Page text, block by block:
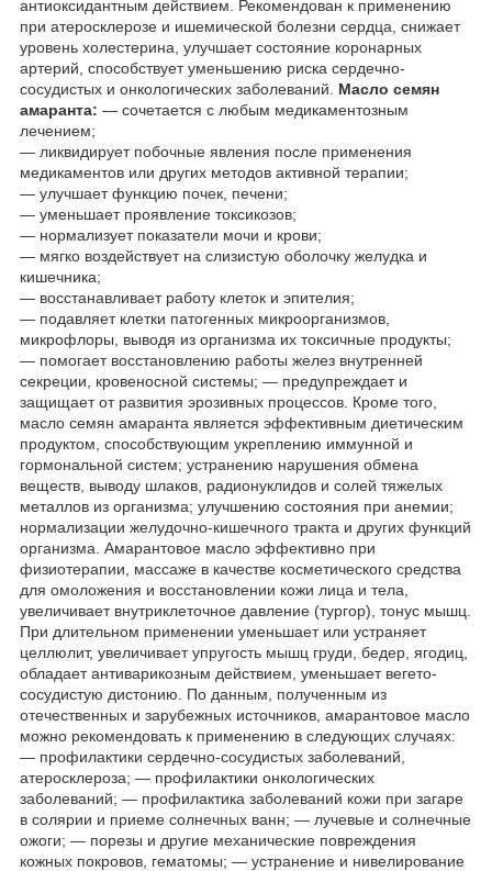
антиоксидантным действием. Рекомендован к применению
при атеросклерозе и ишемической болезни сердца, снижает
уровень холестерина, улучшает состояние коронарных
артерий, способствует уменьшению риска сердечно-
сосудистых и онкологических заболеваний. Масло семян
амаранта: — сочетается с любым медикаментозным
лечением;
— ликвидирует побочные явления после применения
медикаментов или других методов активной терапии;
— улучшает функцию почек, печени;
— уменьшает проявление токсикозов;
— нормализует показатели мочи и крови;
— мягко воздействует на слизистую оболочку желудка и
кишечника;
— восстанавливает работу клеток и эпителия;
— подавляет клетки патогенных микроорганизмов,
микрофлоры, выводя из организма их токсичные продукты;
— помогает восстановлению работы желез внутренней
секреции, кровеносной системы; — предупреждает и
защищает от развития эрозивных процессов. Кроме того,
масло семян амаранта является эффективным диетическим
продуктом, способствующим укреплению иммунной и
гормональной систем; устранению нарушения обмена
веществ, выводу шлаков, радионуклидов и солей тяжелых
металлов из организма; улучшению состояния при анемии;
нормализации желудочно-кишечного тракта и других функций
организма. Амарантовое масло эффективно при
физиотерапии, массаже в качестве косметического средства
для омоложения и восстановлении кожи лица и тела,
увеличивает внутриклеточное давление (тургор), тонус мышц.
При длительном применении уменьшает или устраняет
целлюлит, увеличивает упругость мышц груди, бедер, ягодиц,
обладает антиварикозным действием, уменьшает вегето-
сосудистую дистонию. По данным, полученным из
отечественных и зарубежных источников, амарантовое масло
можно рекомендовать к применению в следующих случаях:
— профилактики сердечно-сосудистых заболеваний,
атеросклероза; — профилактики онкологических
заболеваний; — профилактика заболеваний кожи при загаре
в солярии и приеме солнечных ванн; — лучевые и солнечные
ожоги; — порезы и другие механические повреждения
кожных покровов, гематомы; — устранение и нивелирование